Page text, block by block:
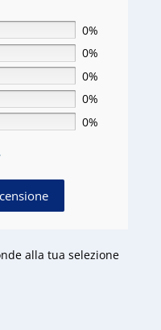
0%
0%
0%
0%
0%
alla tua selezione